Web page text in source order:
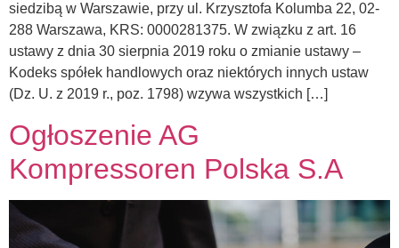
siedzibą w Warszawie, przy ul. Krzysztofa Kolumba 22, 02-
288 Warszawa, KRS: 0000281375. W związku z art. 16
ustawy z dnia 30 sierpnia 2019 roku o zmianie ustawy –
Kodeks spółek handlowych oraz niektórych innych ustaw
(Dz. U. z 2019 r., poz. 1798) wzywa wszystkich […]
Ogłoszenie AG
Kompressoren Polska S.A